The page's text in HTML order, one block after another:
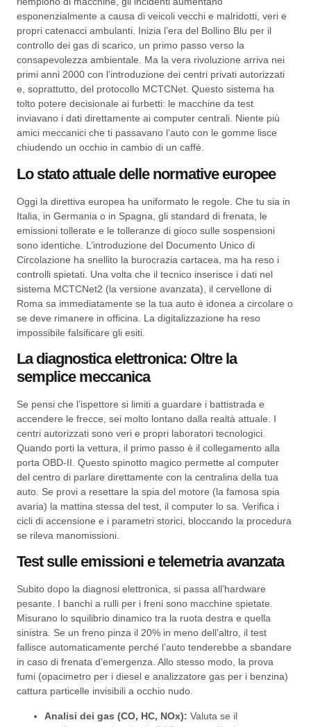
esponenzialmente a causa di veicoli vecchi e malridotti, veri e
propri catenacci ambulanti. Inizia l’era del Bollino Blu per il
controllo dei gas di scarico, un primo passo verso la
consapevolezza ambientale. Ma la vera rivoluzione arriva nei
primi anni 2000 con l’introduzione dei centri privati autorizzati
e, soprattutto, del protocollo MCTCNet. Questo sistema ha
tolto potere decisionale ai furbetti: le macchine da test
inviavano i dati direttamente ai computer centrali. Niente più
amici meccanici che ti passavano l’auto con le gomme lisce
chiudendo un occhio in cambio di un caffè.
Lo stato attuale delle normative europee
Oggi la direttiva europea ha uniformato le regole. Che tu sia in
Italia, in Germania o in Spagna, gli standard di frenata, le
emissioni tollerate e le tolleranze di gioco sulle sospensioni
sono identiche. L’introduzione del Documento Unico di
Circolazione ha snellito la burocrazia cartacea, ma ha reso i
controlli spietati. Una volta che il tecnico inserisce i dati nel
sistema MCTCNet2 (la versione avanzata), il cervellone di
Roma sa immediatamente se la tua auto è idonea a circolare o
se deve rimanere in officina. La digitalizzazione ha reso
impossibile falsificare gli esiti.
La diagnostica elettronica: Oltre la
semplice meccanica
Se pensi che l’ispettore si limiti a guardare i battistrada e
accendere le frecce, sei molto lontano dalla realtà attuale. I
centri autorizzati sono veri e propri laboratori tecnologici.
Quando porti la vettura, il primo passo è il collegamento alla
porta OBD-II. Questo spinotto magico permette al computer
del centro di parlare direttamente con la centralina della tua
auto. Se provi a resettare la spia del motore (la famosa spia
avaria) la mattina stessa del test, il computer lo sa. Verifica i
cicli di accensione e i parametri storici, bloccando la procedura
se rileva manomissioni.
Test sulle emissioni e telemetria avanzata
Subito dopo la diagnosi elettronica, si passa all’hardware
pesante. I banchi a rulli per i freni sono macchine spietate.
Misurano lo squilibrio dinamico tra la ruota destra e quella
sinistra. Se un freno pinza il 20% in meno dell’altro, il test
fallisce automaticamente perché l’auto tenderebbe a sbandare
in caso di frenata d’emergenza. Allo stesso modo, la prova
fumi (opacimetro per i diesel e analizzatore gas per i benzina)
cattura particelle invisibili a occhio nudo.
Analisi dei gas (CO, HC, NOx): Valuta se il